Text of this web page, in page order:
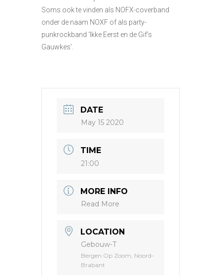
Soms ook te vinden als NOFX-coverband
onder de naam NOXF of als party-
punkrockband ‘Ikke Eerst en de Gif’s
Gauwkes’.
DATE
May 15 2020
TIME
21:00
MORE INFO
Read More
LOCATION
Gebouw-T
Bergen Op Zoom, Noord-
Brabant